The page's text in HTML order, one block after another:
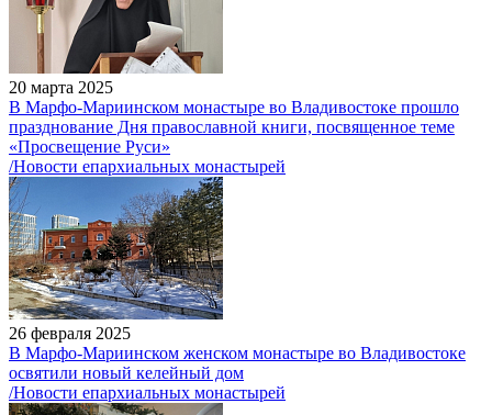
20 марта 2025
В Марфо-Мариинском монастыре во Владивостоке прошло
празднование Дня православной книги, посвященное теме
«Просвещение Руси»
/Новости епархиальных монастырей
26 февраля 2025
В Марфо-Мариинском женском монастыре во Владивостоке
освятили новый келейный дом
/Новости епархиальных монастырей